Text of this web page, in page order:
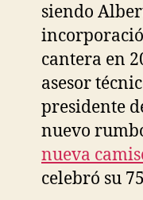
siendo
cantera en
asesor
presidente
nuevo
nueva
celebró su